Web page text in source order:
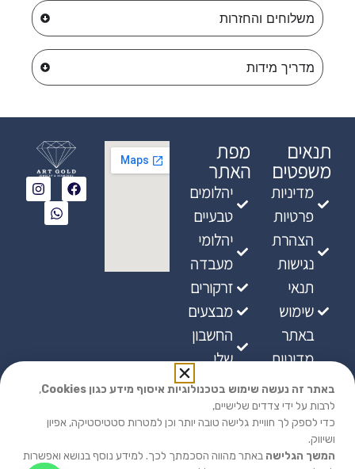
משלוחים והחזרות
מדריך מידות
מפת
האתר
יהלומים
טבעיים
יהלומי
מעבדה
זרקורים
מבצעים
החשבון
שלי
תנאים
משפטים
מדיניות
פרטיות
הצהרת
נגישות
תנאי
שימוש
באתר
מדיניות
ביטולים
מדיניות
אספקת
מוצרים
באתר זה נעשה שימוש בטכנולוגיות איסוף מידע כגון Cookies
,
לרבות על ידי צדדים שלישיים,
כדי לספק לך חוויית גלישה טובה יותר וכן למטרות סטטיסטיקה, אפיון
ושיווק.
המשך הגלישה באתר מהווה הסכמתך לכך. למידע נוסף בנושא ואפשרות